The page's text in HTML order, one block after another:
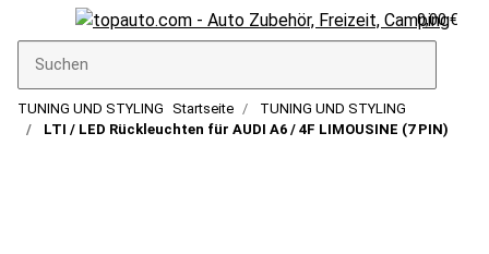
0,00 €
TUNING UND STYLING Startseite
TUNING UND STYLING
LTI / LED Rückleuchten für AUDI A6 / 4F LIMOUSINE (7 PIN)